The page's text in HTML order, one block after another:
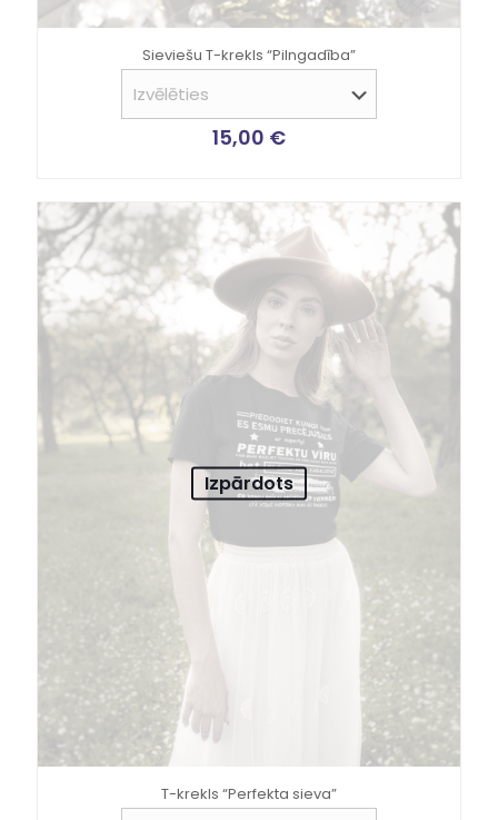
Sieviešu T-krekls “Pilngadība”
15,00 €
Izpārdots
T-krekls “Perfekta sieva”